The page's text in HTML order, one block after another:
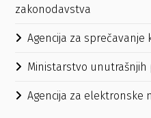
zakonodavstva
Agencija za sprečavanje
Ministarstvo unutrašnjih
Agencija za elektronske